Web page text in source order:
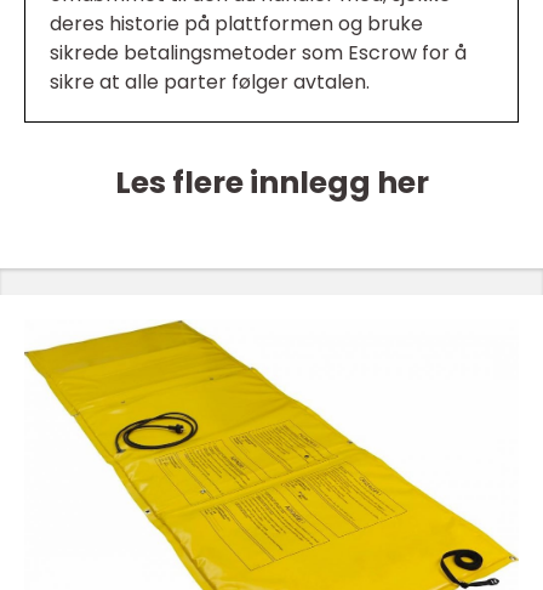
deres historie på plattformen og bruke
sikrede betalingsmetoder som Escrow for å
sikre at alle parter følger avtalen.
Les flere innlegg her